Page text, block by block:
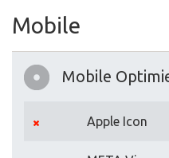
Mobile
Mobile
Apple Icon